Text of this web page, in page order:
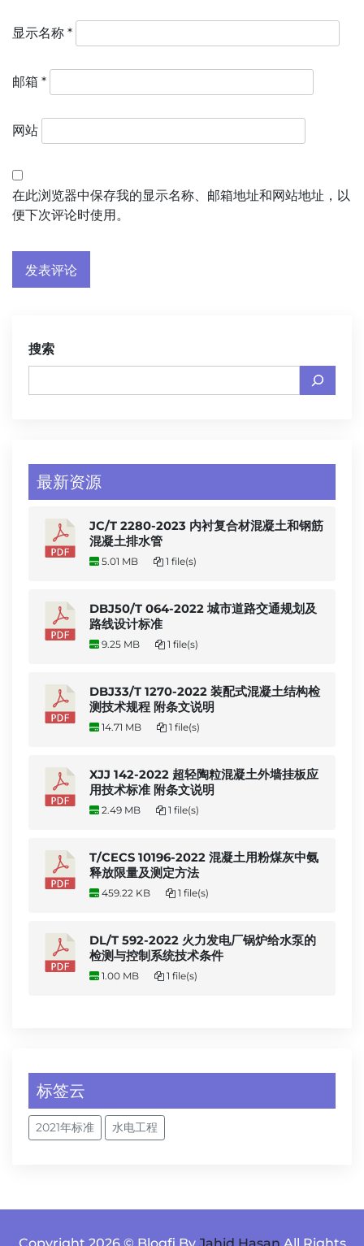
显示名称 *
邮箱 *
网站
在此浏览器中保存我的显示名称、邮箱地址和网站地址，以
便下次评论时使用。
搜索
最新资源
JC/T 2280-2023 内衬复合材混凝土和钢筋
混凝土排水管
5.01 MB 1 file(s)
DBJ50/T 064-2022 城市道路交通规划及
路线设计标准
9.25 MB 1 file(s)
DBJ33/T 1270-2022 装配式混凝土结构检
测技术规程 附条文说明
14.71 MB 1 file(s)
XJJ 142-2022 超轻陶粒混凝土外墙挂板应
用技术标准 附条文说明
2.49 MB 1 file(s)
T/CECS 10196-2022 混凝土用粉煤灰中氨
释放限量及测定方法
459.22 KB 1 file(s)
DL/T 592-2022 火力发电厂锅炉给水泵的
检测与控制系统技术条件
1.00 MB 1 file(s)
标签云
2021年标准 水电工程